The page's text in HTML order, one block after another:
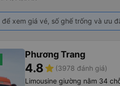
để xem giá vé, số ghế trống và ưu
Phương Trang
4.8star (3978 đánh giá)
Limousine giường nằm 34